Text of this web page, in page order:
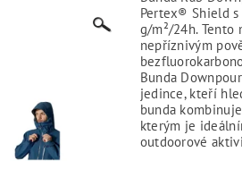
Pertex® Shield
g/m²/24h.
nepříznivým
Bunda
jedince, kteří
bunda
kterým je
outdoorové